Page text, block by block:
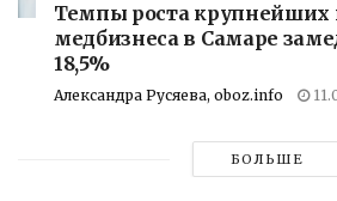
Темпы роста крупнейших
медбизнеса в Самаре
18,5%
Александра Русяева, oboz.info
БОЛЬШЕ